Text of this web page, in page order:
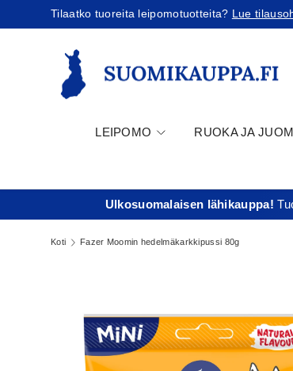
Jatka sisältöön
Tilaatko tuoreita leipomotuotteita?Lue
LEIPOMO RUOKA JA
Ulkosuomalaisen lähikauppa!
Koti Fazer Moomin hedelmäkarkkipussi 80g